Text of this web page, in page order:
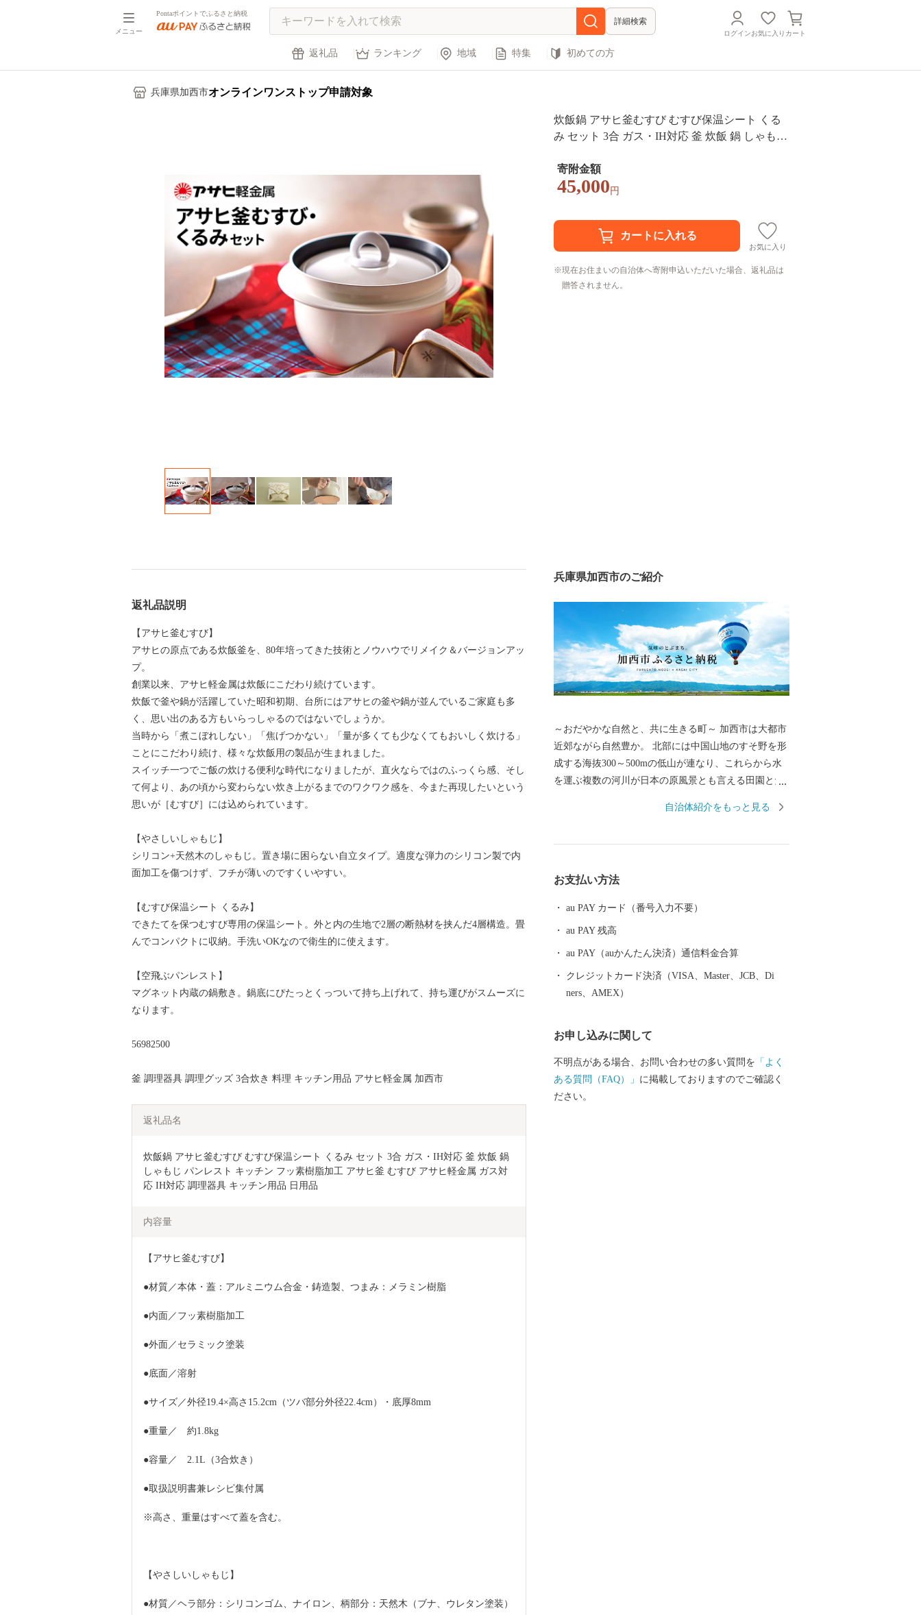
メニュー
Pontaポイントでふるさと納税
詳細検索
ログインお気に入り カート
返礼品 ランキング 地域 特集 初めての方
兵庫県加西市オンラインワンストップ申請対象
炊飯鍋 アサヒ釜むすび むすび保温シート くる
み セット 3合 ガス・IH対応 釜 炊飯 鍋 しゃもじ
むすび アサヒ軽金属 ガス対応 IH対応 調理器具
キッチン用品 日用品
寄附金額
45,000 円
お気に入り
現在お住まいの自治体へ寄附申込いただいた場合、返礼品は
贈答されません。
返礼品説明
【アサヒ釜むすび】
アサヒの原点である炊飯釜を、80年培ってきた技術とノウハウでリメイク＆バージョンアッ
プ。
創業以来、アサヒ軽金属は炊飯にこだわり続けています。
炊飯で釜や鍋が活躍していた昭和初期、台所にはアサヒの釜や鍋が並んでいるご家庭も多
く、思い出のある方もいらっしゃるのではないでしょうか。
当時から「煮こぼれしない」「焦げつかない」「量が多くても少なくてもおいしく炊ける」
ことにこだわり続け、様々な炊飯用の製品が生まれました。
スイッチ一つでご飯の炊ける便利な時代になりましたが、直火ならではのふっくら感、そし
て何より、あの頃から変わらない炊き上がるまでのワクワク感を、今また再現したいという
思いが［むすび］には込められています。
【やさしいしゃもじ】
シリコン+天然木のしゃもじ。置き場に困らない自立タイプ。適度な弾力のシリコン製で内
面加工を傷つけず、フチが薄いのですくいやすい。
【むすび保温シート くるみ】
できたてを保つむすび専用の保温シート。外と内の生地で2層の断熱材を挟んだ4層構造。畳
んでコンパクトに収納。手洗いOKなので衛生的に使えます。
【空飛ぶパンレスト】
マグネット内蔵の鍋敷き。鍋底にぴたっとくっついて持ち上げれて、持ち運びがスムーズに
なります。
56982500
釜 調理器具 調理グッズ 3合炊き 料理 キッチン用品 アサヒ軽金属 加西市
返礼品名
炊飯鍋 アサヒ釜むすび むすび保温シート くるみ セット 3合 ガス・IH対応 釜 炊飯 鍋
しゃもじ パンレスト キッチン フッ素樹脂加工 アサヒ釜 むすび アサヒ軽金属 ガス対
応 IH対応 調理器具 キッチン用品 日用品
内容量
【アサヒ釜むすび】
●材質／本体・蓋：アルミニウム合金・鋳造製、つまみ：メラミン樹脂
●内面／フッ素樹脂加工
●外面／セラミック塗装
●底面／溶射
●サイズ／外径19.4×高さ15.2cm（ツバ部分外径22.4cm）・底厚8mm
●重量／	約1.8kg
●容量／	2.1L（3合炊き）
●取扱説明書兼レシピ集付属
※高さ、重量はすべて蓋を含む。
【やさしいしゃもじ】
●材質／ヘラ部分：シリコンゴム、ナイロン、柄部分：天然木（ブナ、ウレタン塗装）
兵庫県加西市のご紹介
～おだやかな自然と、共に生きる町～ 加西市は大都市
近郊ながら自然豊か。 北部には中国山地のすそ野を形
成する海抜300～500mの低山が連なり、これらから水
を運ぶ複数の河川が日本の原風景とも言える田園とた
で市内を移動するとその豊かな風景を目にすることが
きます。
自治体紹介をもっと見る
お支払い方法
au PAY カード（番号入力不要）
au PAY 残高
au PAY（auかんたん決済）通信料金合算
クレジットカード決済（VISA、Master、JCB、Di
ners、AMEX）
お申し込みに関して
不明点がある場合、お問い合わせの多い質問を 「よく
ある質問（FAQ）」 に掲載しておりますのでご確認く
ださい。